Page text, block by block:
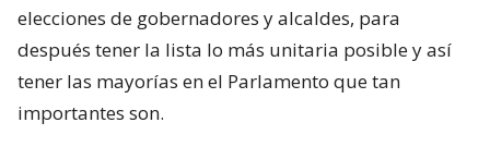
elecciones de gobernadores y alcaldes, para
después tener la lista lo más unitaria posible y así
tener las mayorías en el Parlamento que tan
importantes son.